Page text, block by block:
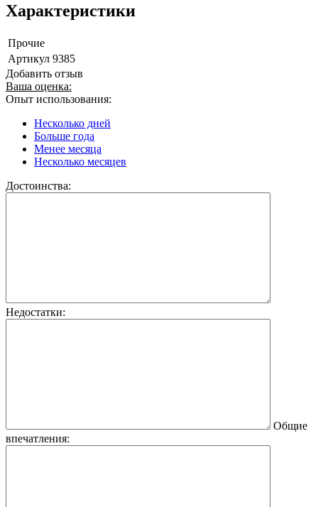
Характеристики
Прочие
Артикул 9385
Добавить отзыв
Ваша оценка:
Опыт использования:
Несколько дней
Больше года
Менее месяца
Несколько месяцев
Достоинства:
Недостатки:
Общие
впечатления: